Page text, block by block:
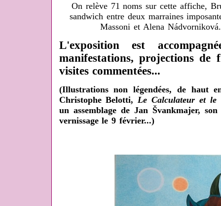
On relève 71 noms sur cette affiche,
sandwich entre deux marraines
Massoni et Alena
L'exposition est
manifestations, projections de
visites commentées...
(Illustrations non légendées, de haut
Christophe Belotti, Le Calculateur et le
un assemblage de Jan Švankmajer,
vernissage le 9 février...)